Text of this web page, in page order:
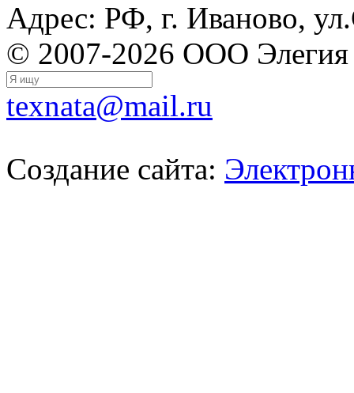
Адрес: РФ, г. Иваново,
© 2007-2026 ООО Элегия
texnata@mail.ru
Создание сайта: